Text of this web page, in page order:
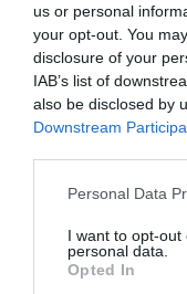
us or personal
your opt-out. You
disclosure of your
IAB’s list of
also be disclosed by
Downstream
Please note that this
not limited to your
grant or deny
use your data for
Personal Data
I want to opt-
personal data.
Opted In
Címkék: viszony,
Korábbi